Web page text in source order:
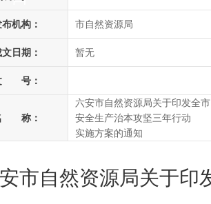
布机构： 市自然资源局
文日期： 暂无
号：
称：
六安市自然资源局关于印发全
安全生产治本攻坚三年行动
实施方案的通知
市自然资源局关于印